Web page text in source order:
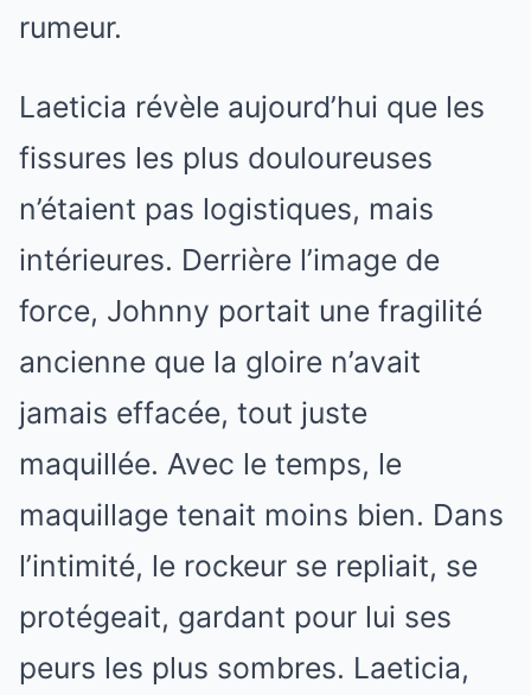
rumeur.
Laeticia révèle aujourd’hui que les
fissures les plus douloureuses
n’étaient pas logistiques, mais
intérieures. Derrière l’image de
force, Johnny portait une fragilité
ancienne que la gloire n’avait
jamais effacée, tout juste
maquillée. Avec le temps, le
maquillage tenait moins bien. Dans
l’intimité, le rockeur se repliait, se
protégeait, gardant pour lui ses
peurs les plus sombres. Laeticia,